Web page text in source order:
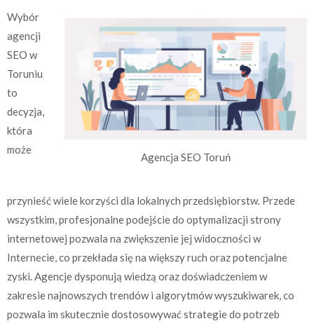
Agencja SEO Toruń
Wybór
agencji
SEO w
Toruniu
to
decyzja,
która
może
przynieść wiele korzyści dla lokalnych przedsiębiorstw. Przede
wszystkim, profesjonalne podejście do optymalizacji strony
internetowej pozwala na zwiększenie jej widoczności w
Internecie, co przekłada się na większy ruch oraz potencjalne
zyski. Agencje dysponują wiedzą oraz doświadczeniem w
zakresie najnowszych trendów i algorytmów wyszukiwarek, co
pozwala im skutecznie dostosowywać strategie do potrzeb